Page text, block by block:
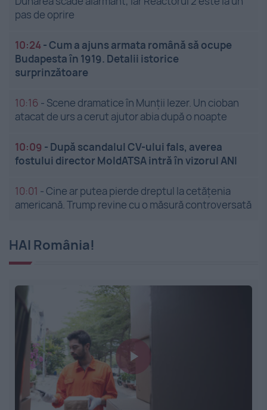
pas de oprire
10:24-Cum a ajuns armata română să ocupe
Budapesta în 1919. Detalii istorice
surprinzătoare
10:16 - Scene dramatice în Munții Iezer. Un cioban
atacat de urs a cerut ajutor abia după o noapte
10:09 - După scandalul CV-ului fals, averea
fostului director MoldATSA intră în vizorul ANI
10:01 -Cine ar putea pierde dreptul la cetățenia
americană. Trump revine cu o măsură controversată
HAI România!